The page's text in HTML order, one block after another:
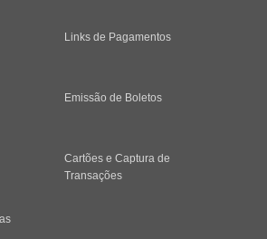
Links de Pagamentos
Emissão de Boletos
Cartões e Captura de
Transações